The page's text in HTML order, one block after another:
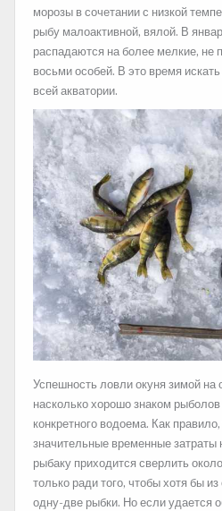
морозы в сочетании с низкой
рыбу малоактивной, вялой. В
распадаются на более мелкие,
восьми особей. В это время
всей акватории.
Успешность ловли окуня зимой на
насколько хорошо знаком
конкретного водоема. Как
значительные временные затраты
рыбаку приходится сверлить
только ради того, чтобы хотя бы
одну-две рыбки. Но если удается